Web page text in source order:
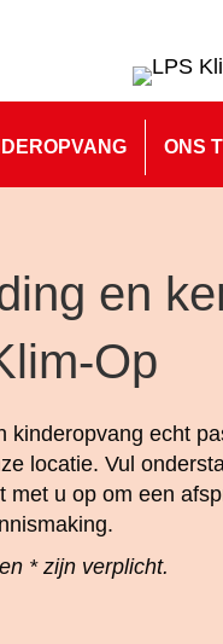
ONS
en
Op
kinderopvang echt
locatie. Vul
met u op om een
* zijn verplicht.